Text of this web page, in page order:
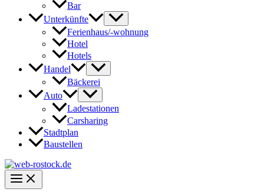
Bar
Unterkünfte
Ferienhaus/-wohnung
Hotel
Hotels
Handel
Bäckerei
Auto
Ladestationen
Carsharing
Stadtplan
Baustellen